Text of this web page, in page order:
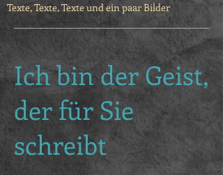
Texte, Texte, Texte und ein paar Bilder
Ich bin der Geist,
der für Sie
schreibt